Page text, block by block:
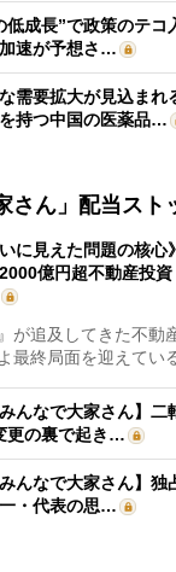
低成長”で政策のテ
速が予想さ…
需要拡大が見込まれ
持つ中国の医薬品…
さん」配当ス
いに見えた問題の核
億円超不動産投資
が追及してきた不動
最終局面を迎えてい
んなで大家さん】二
更の裏で起き…
んなで大家さん】
・代表の思…